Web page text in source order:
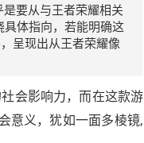
要从与王者荣耀相关
体指向，若能明确这
呈现出从王者荣耀像
会影响力，而在这款游
意义，犹如一面多棱镜,